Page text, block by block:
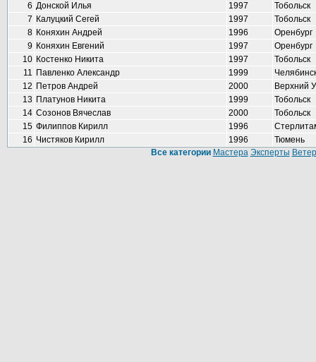
6 Донской Илья 1997
Тобольск
7 Калуцкий Сегей 1997
Тобольск
8 Коняхин Андрей 1996
Оренбург
9 Коняхин Евгений 1997
Оренбург
10 Костенко Никита 1997
Тобольск
11 Павленко Александр 1999
12 Петров Андрей 2000
Верхний
13 Платунов Никита 1999
Тобольск
14 Созонов Вячеслав 2000
Тобольск
15 Филиппов Кирилл 1996
16 Чистяков Кирилл 1996
Тюмень
Все категории Мастера Эксперты